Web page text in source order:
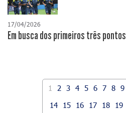
17/04/2026
​Em busca dos primeiros três pontos
1 2 3 4 5 6 7 8 9
14
15 16 17 18 19